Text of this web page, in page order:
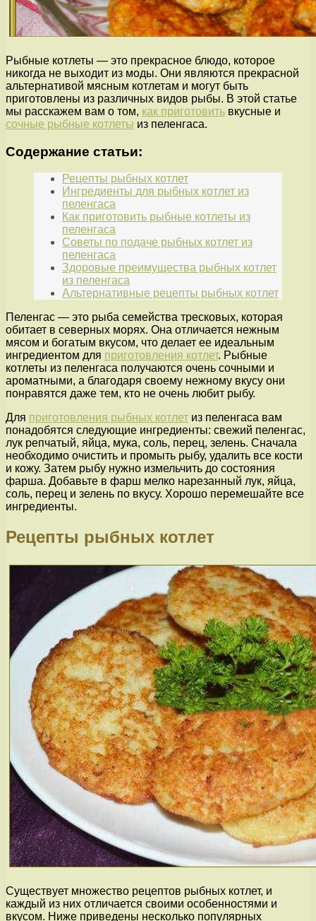
Рыбные котлеты — это прекрасное блюдо, которое
никогда не выходит из моды. Они являются прекрасной
альтернативой мясным котлетам и могут быть
приготовлены из различных видов рыбы. В этой статье
мы расскажем вам о том, как приготовить вкусные и
сочные рыбные котлеты из пеленгаса.
Содержание статьи:
Рецепты рыбных котлет
Ингредиенты для рыбных котлет из
пеленгаса
Как приготовить рыбные котлеты из
пеленгаса
Советы по подаче рыбных котлет из
пеленгаса
Здоровые преимущества рыбных котлет
из пеленгаса
Альтернативные рецепты рыбных котлет
Пеленгас — это рыба семейства тресковых, которая
обитает в северных морях. Она отличается нежным
мясом и богатым вкусом, что делает ее идеальным
ингредиентом для приготовления котлет. Рыбные
котлеты из пеленгаса получаются очень сочными и
ароматными, а благодаря своему нежному вкусу они
понравятся даже тем, кто не очень любит рыбу.
Для приготовления рыбных котлет из пеленгаса вам
понадобятся следующие ингредиенты: свежий пеленгас,
лук репчатый, яйца, мука, соль, перец, зелень. Сначала
необходимо очистить и промыть рыбу, удалить все кости
и кожу. Затем рыбу нужно измельчить до состояния
фарша. Добавьте в фарш мелко нарезанный лук, яйца,
соль, перец и зелень по вкусу. Хорошо перемешайте все
ингредиенты.
Рецепты рыбных котлет
Существует множество рецептов рыбных котлет, и
каждый из них отличается своими особенностями и
вкусом. Ниже приведены несколько популярных